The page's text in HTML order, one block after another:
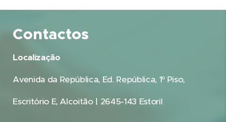
Contactos
Localização
Avenida da República, Ed. República, 1º Piso,
Escritório E, Alcoitão | 2645-143 Estoril